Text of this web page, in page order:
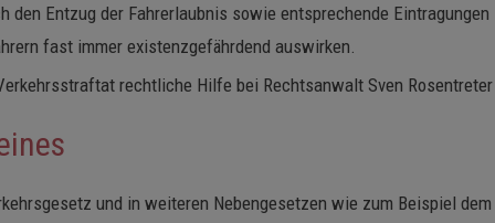
Entzug der Fahrerlaubnis sowie entsprechende
fast immer existenzgefährdend auswirken.
rechtliche Hilfe bei Rechtsanwalt Sven
und in weiteren Nebengesetzen wie zum Beispiel